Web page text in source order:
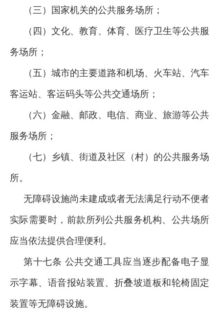
（三）国家机关的公共服务场所；
（四）文化、教育、体育、医疗卫生等公共服
务场所；
（五）城市的主要道路和机场、火车站、汽车
客运站、客运码头等公共交通场所；
（六）金融、邮政、电信、商业、旅游等公共
服务场所；
（七）乡镇、街道及社区（村）的公共服务场
所。
无障碍设施尚未建成或者无法满足行动不便者
实际需要时，前款所列公共服务机构、公共场所
应当依法提供合理便利。
第十七条 公共交通工具应当逐步配备电子显
示字幕、语音报站装置、折叠坡道板和轮椅固定
装置等无障碍设施。